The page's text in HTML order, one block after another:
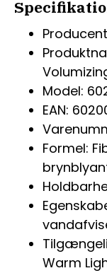
Model:
EAN:
Formel:
Warm